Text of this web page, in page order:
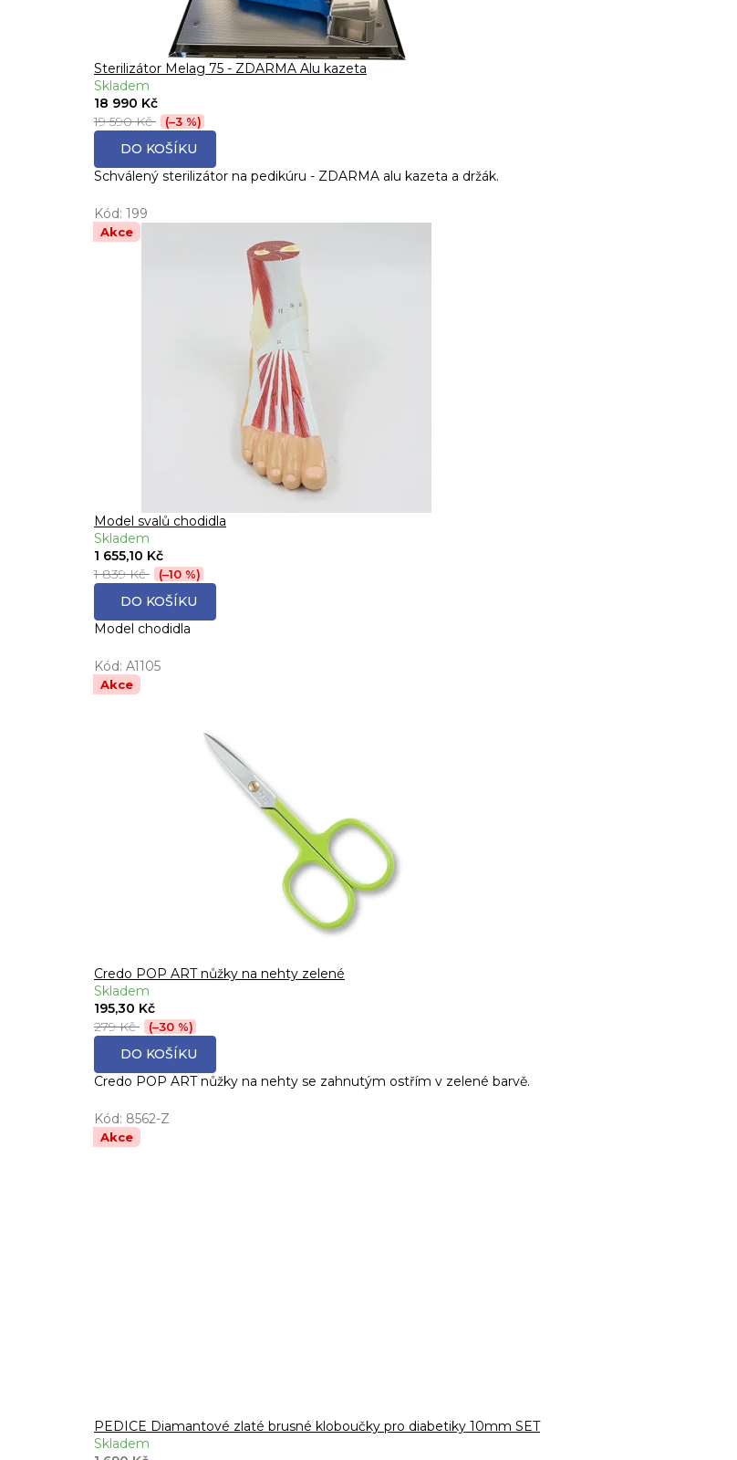
Sterilizátor Melag 75 - ZDARMA Alu kazeta
Skladem
18 990 Kč
19 590 Kč
(–3 %)
DO KOŠÍKU
Schválený sterilizátor na pedikúru - ZDARMA alu kazeta a držák.
Kód: 199
Akce
Model svalů chodidla
Skladem
1 655,10 Kč
1 839 Kč
(–10 %)
DO KOŠÍKU
Model chodidla
Kód: A1105
Akce
Credo POP ART nůžky na nehty zelené
Skladem
195,30 Kč
279 Kč
(–30 %)
DO KOŠÍKU
Credo POP ART nůžky na nehty se zahnutým ostřím v zelené barvě.
Kód: 8562-Z
Akce
PEDICE Diamantové zlaté brusné kloboučky pro diabetiky 10mm SET
Skladem